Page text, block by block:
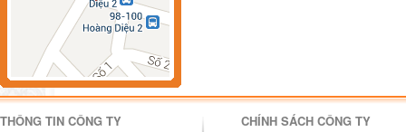
THÔNG TIN CÔNG TY CHÍNH SÁCH CÔNG TY